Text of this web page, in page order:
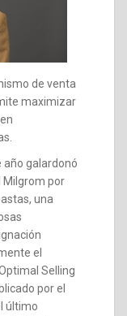
de venta
maximizar
año galardonó
Milgrom por
una
el
Selling
por el
último